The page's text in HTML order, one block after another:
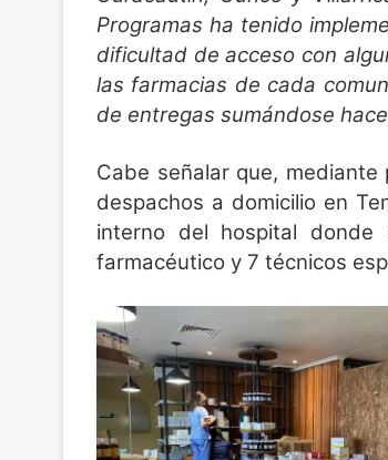
Programas ha tenido
dificultad de acceso con
las farmacias de cada
de entregas sumándose
Cabe señalar que,
despachos a domicilio en
interno del hospital donde
farmacéutico y 7 técnicos